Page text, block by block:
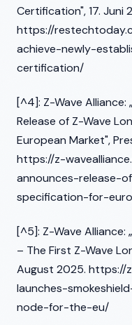
Certification", 17. Juni
https://
achieve-newly-
certification/
[^4]: Z-Wave Alliance:
Release of Z-Wave
European Market",
https://z-
announces-release-
specification-for-
[^5]: Z-Wave Alliance:
– The First Z-Wave
August 2025. https://
launches-
node-for-the-eu/